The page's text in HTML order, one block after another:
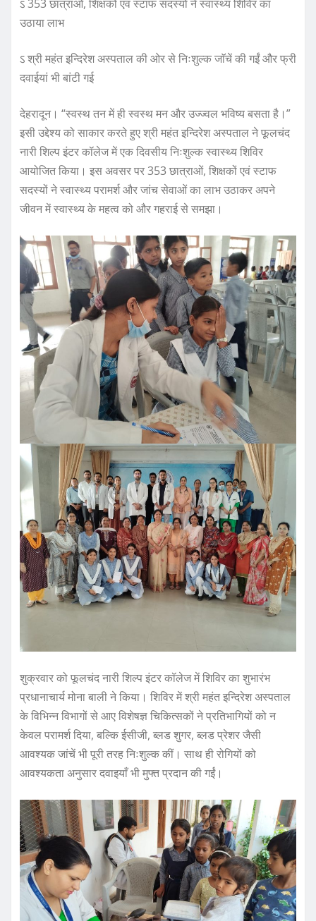
o
o
k
p
ऽ 353 छात्राओं, शिक्षकों एवं स्टाफ सदस्यों ने स्वास्थ्य शिविर का
उठाया लाभ
ऽ श्री महंत इन्दिरेश अस्पताल की ओर से निःशुल्क जाॅचें की गईं और फ्री
दवाईयां भी बांटी गई
देहरादून। “स्वस्थ तन में ही स्वस्थ मन और उज्ज्वल भविष्य बसता है।”
इसी उद्देश्य को साकार करते हुए श्री महंत इन्दिरेश अस्पताल ने फूलचंद
नारी शिल्प इंटर कॉलेज में एक दिवसीय निःशुल्क स्वास्थ्य शिविर
आयोजित किया। इस अवसर पर 353 छात्राओं, शिक्षकों एवं स्टाफ
सदस्यों ने स्वास्थ्य परामर्श और जांच सेवाओं का लाभ उठाकर अपने
जीवन में स्वास्थ्य के महत्व को और गहराई से समझा।
शुक्रवार को फूलचंद नारी शिल्प इंटर कॉलेज में शिविर का शुभारंभ
प्रधानाचार्य मोना बाली ने किया। शिविर में श्री महंत इन्दिरेश अस्पताल
के विभिन्न विभागों से आए विशेषज्ञ चिकित्सकों ने प्रतिभागियों को न
केवल परामर्श दिया, बल्कि ईसीजी, ब्लड शुगर, ब्लड प्रेशर जैसी
आवश्यक जांचें भी पूरी तरह निःशुल्क कीं। साथ ही रोगियों को
आवश्यकता अनुसार दवाइयाँ भी मुफ्त प्रदान की गईं।